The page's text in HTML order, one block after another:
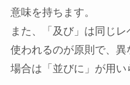
意味を持ちます。
また、「及び」は同じ
使われるのが原則で、
場合は「並びに」が用い